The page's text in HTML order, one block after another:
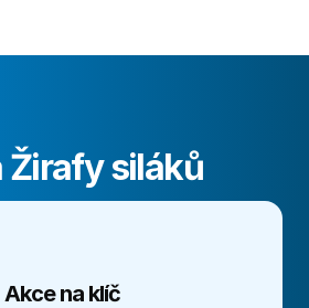
Žirafy siláků
Akce na klíč